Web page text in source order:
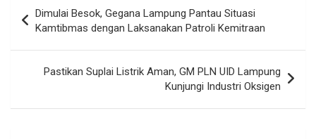
pos
Dimulai Besok, Gegana Lampung Pantau Situasi
Kamtibmas dengan Laksanakan Patroli Kemitraan
Pastikan Suplai Listrik Aman, GM PLN UID Lampung
Kunjungi Industri Oksigen